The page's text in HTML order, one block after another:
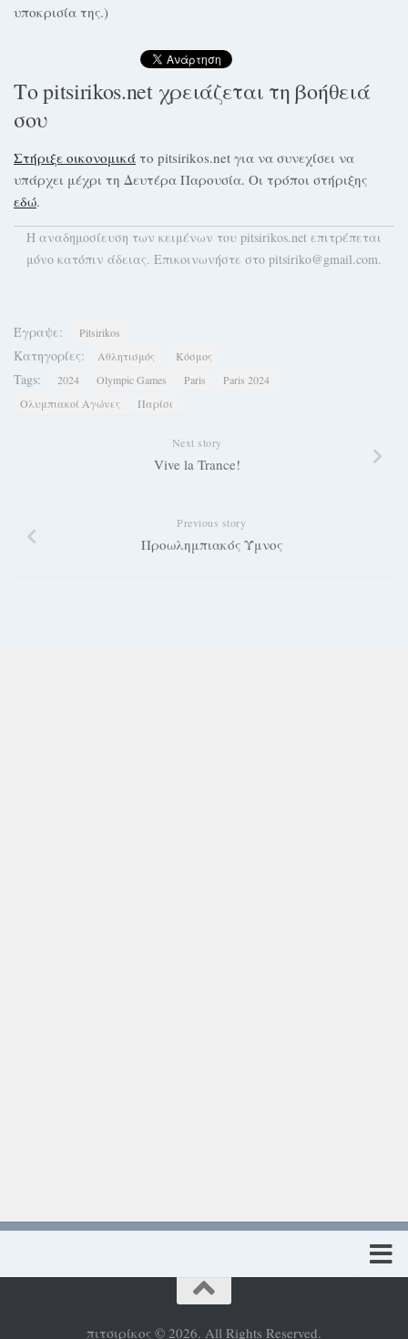
υποκρισία της.)
Το pitsirikos.net χρειάζεται τη βοήθειά
σου
Στήριξε οικονομικά το pitsirikos.net για να συνεχίσει να
υπάρχει μέχρι τη Δευτέρα Παρουσία. Οι τρόποι στήριξης
εδώ.
H αναδημοσίευση των κειμένων του pitsirikos.net επιτρέπεται
μόνο κατόπιν άδειας. Επικοινωνήστε στο pitsiriko@gmail.com.
Έγραψε: Pitsirikos
Κατηγορίες: Αθλητισμός Κόσμος
Tags: 2024 Olympic Games Paris
Paris 2024
Ολυμπιακοί Αγώνες
Παρίσι
Next story
Vive la Trance!
Previous story
Προωλημπιακός Ύμνος
Πολιτική προστασίας προσωπικών δεδομένων
πιτσιρίκος © 2026. All Rights Reserved.